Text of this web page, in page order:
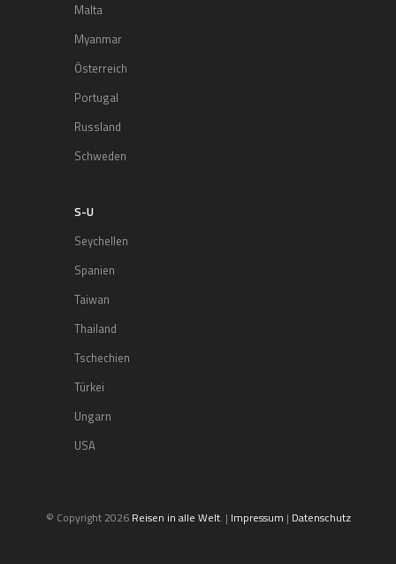
Malta
Myanmar
Österreich
Portugal
Russland
Schweden
S-U
Seychellen
Spanien
Taiwan
Thailand
Tschechien
Türkei
Ungarn
USA
© Copyright 2026 Reisen in alle Welt. | Impressum | Datenschutz